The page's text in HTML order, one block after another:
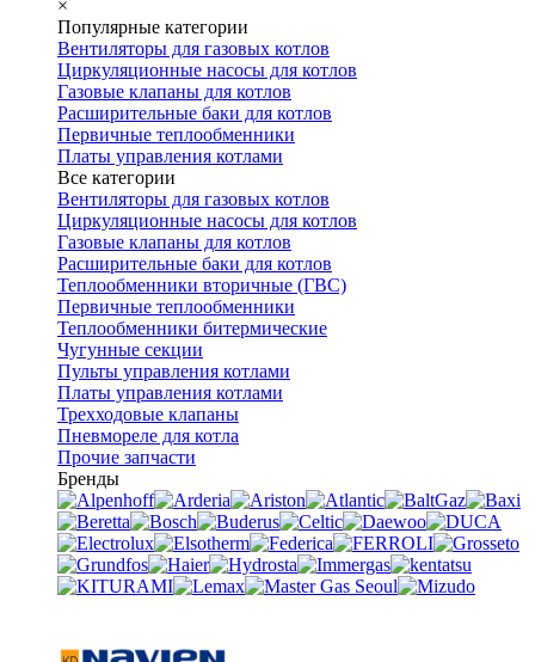
×
Популярные категории
Вентиляторы для газовых котлов
Циркуляционные насосы для котлов
Газовые клапаны для котлов
Расширительные баки для котлов
Первичные теплообменники
Платы управления котлами
Все категории
Вентиляторы для газовых котлов
Циркуляционные насосы для котлов
Газовые клапаны для котлов
Расширительные баки для котлов
Теплообменники вторичные (ГВС)
Первичные теплообменники
Теплообменники битермические
Чугунные секции
Пульты управления котлами
Платы управления котлами
Трехходовые клапаны
Пневмореле для котла
Прочие запчасти
Бренды